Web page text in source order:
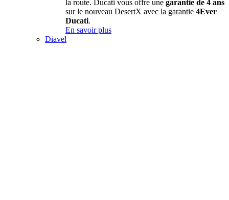
la route. Ducati vous offre une garantie de 4 ans
sur le nouveau DesertX avec la garantie 4Ever
Ducati.
En savoir plus
Diavel